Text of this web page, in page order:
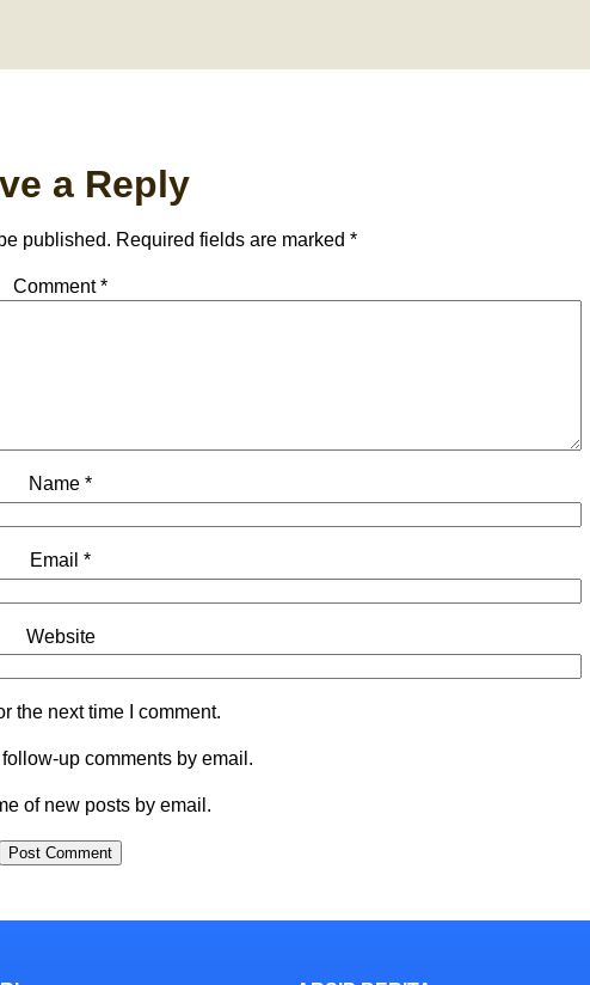
a Reply
published. Required fields are marked*
Comment*
Name*
Email*
Website
the next time I comment.
up comments by email.
of new posts by email.